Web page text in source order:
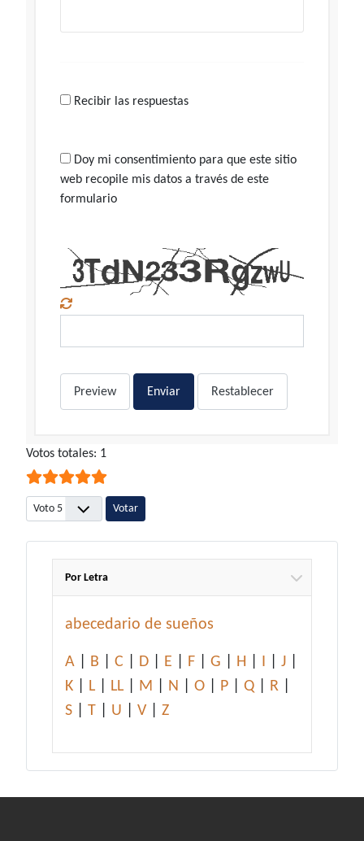
Recibir las respuestas
Doy mi consentimiento para que este sitio
web recopile mis datos a través de este
formulario
Preview Enviar Restablecer
Ratio:5/5
Votos totales: 1
Por favor, vote
Por Letra
abecedario de sueños
A B C D E F G H I J
K
L LL M N O P Q R
S
T U V Z